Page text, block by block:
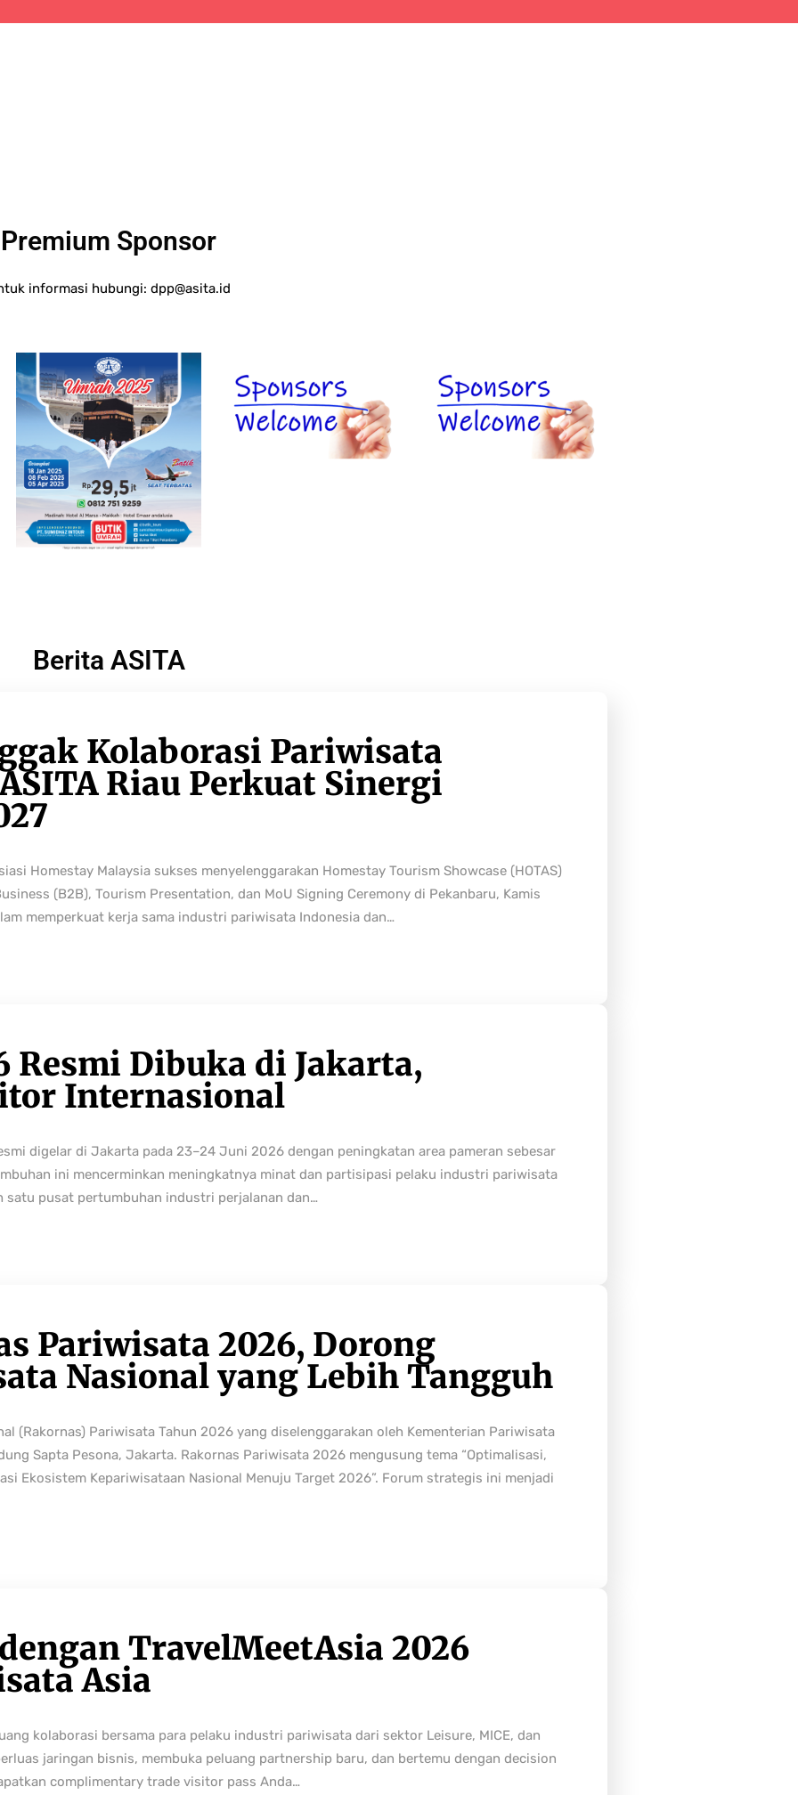
Premium Sponsor
informasi hubungi: dpp@asita.id
Berita ASITA
Kolaborasi Pariwisata
Riau Perkuat Sinergi
Homestay Malaysia sukses menyelenggarakan Homestay Tourism Showcase (HOTAS)
(B2B), Tourism Presentation, dan MoU Signing Ceremony di Pekanbaru, Kamis
memperkuat kerja sama industri pariwisata Indonesia dan…
Resmi Dibuka di Jakarta,
Internasional
digelar di Jakarta pada 23–24 Juni 2026 dengan peningkatan area pameran sebesar
ini mencerminkan meningkatnya minat dan partisipasi pelaku industri pariwisata
satu pusat pertumbuhan industri perjalanan dan…
Pariwisata 2026, Dorong
Nasional yang Lebih Tangguh
(Rakornas) Pariwisata Tahun 2026 yang diselenggarakan oleh Kementerian Pariwisata
Sapta Pesona, Jakarta. Rakornas Pariwisata 2026 mengusung tema “Optimalisasi,
Ekosistem Kepariwisataan Nasional Menuju Target 2026”. Forum strategis ini menjadi
TravelMeetAsia 2026
Asia
kolaborasi bersama para pelaku industri pariwisata dari sektor Leisure, MICE, dan
jaringan bisnis, membuka peluang partnership baru, dan bertemu dengan decision
complimentary trade visitor pass Anda…